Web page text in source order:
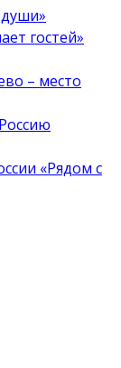
души»
гостей»
– место
«Рядом с